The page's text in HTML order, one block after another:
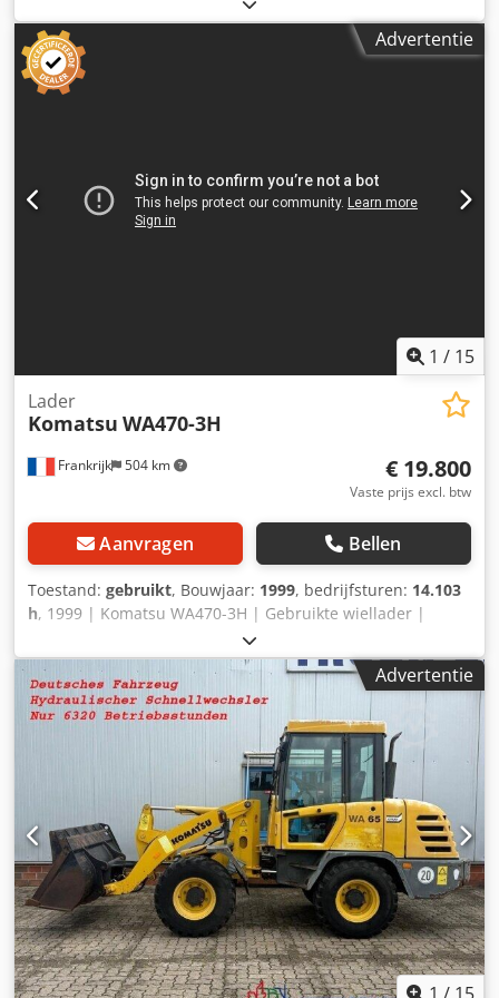
snelwissel, radio, Motor: Kubota [51 kW/69 pk], 2 extra
hydraulische circuits, gewicht: 10.300 kg, in goede staat,
direct inzetbaar! Op verzoek kunnen wij u een lease- of
financieringsaanbieding doen. De heer Mihm (tel.) helpt u
rups Voor meer informatie kunt u contact opnemen met
Tobias Ebert.
Advertentie
1 / 15
Frankrijk 504 km
Lader
Komatsu WA470-3H
€ 19.800
Vaste prijs excl. btw
Aanvragen Bellen
Toestand: gebruikt, Bouwjaar: 1999, bedrijfsturen: 14.103
h, 1999 | Komatsu WA470-3H | Gebruikte wiellader |
14.103 uur 📍 Locatie: Frankrijk 🚛 Levering mogelijk naar
uw bestemming – Gebruik onze transportcalculator voor
een kostenraming! Dkedpfjy Udg Rsx Andor 💰 Nu kopen
voor EUR 19.800 of doe een bod. Betaling bij levering
mogelijk tegen een betaalbare toeslag (na goedkeuring)*
👷‍♂️ Geïnspecteerd door een onafhankelijke expert 57
inspectiepunten: 33 goedgekeurd ✅ 14 imperfect ℹ️ 10
gebreken ⚠️ 📌 Opmerking van de inspecteur: Slecht
functionerende wiellader, zeer weinig transmissieolie. Veel
roest, defecte uitlaatdemper, diverse lekkages en de
cabine-elektronica werkt niet, speling op de
scharnierpennen en stuurcilinders, achteras lekt olie,
motor loopt goed, rechter voorrem moet gecontroleerd
worden, stall-test beweegt de machine niet. 📄 Wilt u het
volledige inspectierapport, extra foto’s of een video zien?
Tip: Gebruik referentie “40838 Equippo” bij het zoeken
Advertentie